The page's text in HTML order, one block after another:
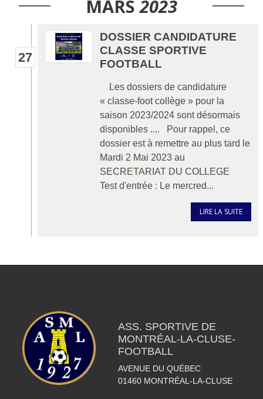
MARS 2023
27
DOSSIER CANDIDATURE
CLASSE SPORTIVE
FOOTBALL
Les dossiers de candidature
« classe-foot collège » pour la
saison 2023/2024 sont désormais
disponibles .... Pour rappel, ce
dossier est à remettre au plus tard le
Mardi 2 Mai 2023 au
SECRETARIAT DU COLLEGE
Test d'entrée : Le mercred...
LIRE LA SUITE
ASS. SPORTIVE DE
MONTRÉAL-LA-CLUSE-
FOOTBALL
AVENUE DU QUÉBEC
01460 MONTRÉAL-LA-CLUSE